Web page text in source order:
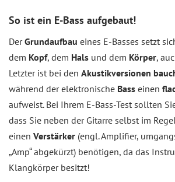
So ist ein E-Bass aufgebaut!
DerGrundaufbau eines E-Basses setzt
dem Kopf, dem Hals und dem Körper,
Letzter ist bei den Akustikversionen
während der elektronische Bass einen
aufweist. Bei Ihrem E-Bass-Test sollten
dass Sie neben der Gitarre selbst im
einen Verstärker (engl. Amplifier,
„Amp“ abgekürzt) benötigen, da das
Klangkörper besitzt!